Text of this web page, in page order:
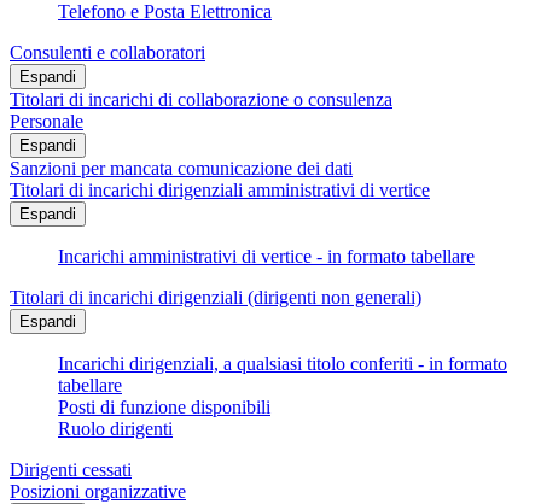
Telefono e Posta Elettronica
Consulenti e collaboratori
Espandi
Titolari di incarichi di collaborazione o consulenza
Personale
Espandi
Sanzioni per mancata comunicazione dei dati
Titolari di incarichi dirigenziali amministrativi di vertice
Espandi
Incarichi amministrativi di vertice - in formato tabellare
Titolari di incarichi dirigenziali (dirigenti non generali)
Espandi
Incarichi dirigenziali, a qualsiasi titolo conferiti - in formato
tabellare
Posti di funzione disponibili
Ruolo dirigenti
Dirigenti cessati
Posizioni organizzative